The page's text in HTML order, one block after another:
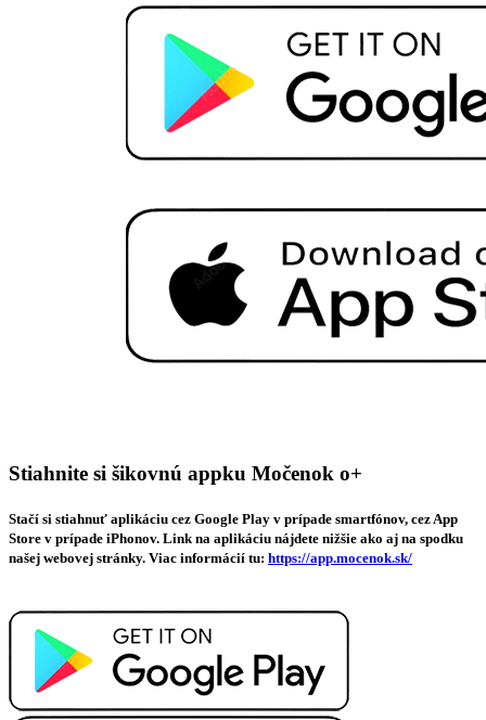
Stiahnite si šikovnú appku Močenok o+
Stačí si stiahnuť aplikáciu cez Google Play v prípade smartfónov, cez App
Store v prípade iPhonov. Link na aplikáciu nájdete nižšie ako aj na spodku
našej webovej stránky. Viac informácií tu: https://app.mocenok.sk/